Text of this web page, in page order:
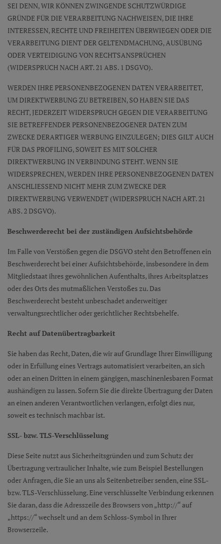
SEI DENN, WIR KÖNNEN ZWINGENDE SCHUTZWÜRDIGE
GRÜNDE FÜR DIE VERARBEITUNG NACHWEISEN, DIE IHRE
INTERESSEN, RECHTE UND FREIHEITEN ÜBERWIEGEN ODER DIE
VERARBEITUNG DIENT DER GELTENDMACHUNG, AUSÜBUNG
ODER VERTEIDIGUNG VON RECHTSANSPRÜCHEN
(WIDERSPRUCH NACH ART. 21 ABS. 1 DSGVO).
WERDEN IHRE PERSONENBEZOGENEN DATEN VERARBEITET,
UM DIREKTWERBUNG ZU BETREIBEN, SO HABEN SIE DAS
RECHT, JEDERZEIT WIDERSPRUCH GEGEN DIE VERARBEITUNG
SIE BETREFFENDER PERSONENBEZOGENER DATEN ZUM
ZWECKE DERARTIGER WERBUNG EINZULEGEN; DIES GILT AUCH
FÜR DAS PROFILING, SOWEIT ES MIT SOLCHER
DIREKTWERBUNG IN VERBINDUNG STEHT. WENN SIE
WIDERSPRECHEN, WERDEN IHRE PERSONENBEZOGENEN DATEN
ANSCHLIESSEND NICHT MEHR ZUM ZWECKE DER
DIREKTWERBUNG VERWENDET (WIDERSPRUCH NACH ART. 21
ABS. 2 DSGVO).
Beschwerde­recht bei der zuständigen Aufsichts­behörde
Im Falle von Verstößen gegen die DSGVO steht den Betroffenen ein
Beschwerderecht bei einer Aufsichtsbehörde, insbesondere in dem
Mitgliedstaat ihres gewöhnlichen Aufenthalts, ihres Arbeitsplatzes
oder des Orts des mutmaßlichen Verstoßes zu. Das
Beschwerderecht besteht unbeschadet anderweitiger
verwaltungsrechtlicher oder gerichtlicher Rechtsbehelfe.
Recht auf Daten­übertrag­barkeit
Sie haben das Recht, Daten, die wir auf Grundlage Ihrer Einwilligung
oder in Erfüllung eines Vertrags automatisiert verarbeiten, an sich
oder an einen Dritten in einem gängigen, maschinenlesbaren Format
aushändigen zu lassen. Sofern Sie die direkte Übertragung der Daten
an einen anderen Verantwortlichen verlangen, erfolgt dies nur,
soweit es technisch machbar ist.
SSL- bzw. TLS-Verschlüsselung
Diese Seite nutzt aus Sicherheitsgründen und zum Schutz der
Übertragung vertraulicher Inhalte, wie zum Beispiel Bestellungen
oder Anfragen, die Sie an uns als Seitenbetreiber senden, eine SSL-
bzw. TLS-Verschlüsselung. Eine verschlüsselte Verbindung erkennen
Sie daran, dass die Adresszeile des Browsers von „http://“ auf
„https://“ wechselt und an dem Schloss-Symbol in Ihrer
Browserzeile.